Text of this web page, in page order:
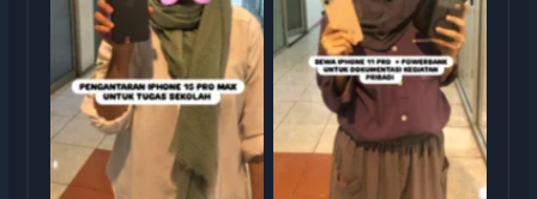
Sewa iphone jakarta Sewa iphone jakarta